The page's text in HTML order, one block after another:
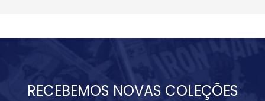
RECEBEMOS NOVAS COLEÇÕES